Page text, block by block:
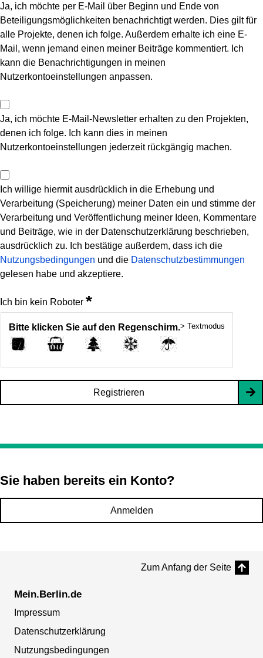
Ja, ich möchte per E-Mail über Beginn und Ende von
Beteiligungsmöglichkeiten benachrichtigt werden. Dies gilt für
alle Projekte, denen ich folge. Außerdem erhalte ich eine E-
Mail, wenn jemand einen meiner Beiträge kommentiert. Ich
kann die Benachrichtigungen in meinen
Nutzerkontoeinstellungen anpassen.
Ja, ich möchte E-Mail-Newsletter erhalten zu den Projekten,
denen ich folge. Ich kann dies in meinen
Nutzerkontoeinstellungen jederzeit rückgängig machen.
Ich willige hiermit ausdrücklich in die Erhebung und
Verarbeitung (Speicherung) meiner Daten ein und stimme der
Verarbeitung und Veröffentlichung meiner Ideen, Kommentare
und Beiträge, wie in der Datenschutzerklärung beschrieben,
ausdrücklich zu. Ich bestätige außerdem, dass ich die
Nutzungsbedingungen und die Datenschutzbestimmungen
gelesen habe und akzeptiere.
Ich bin kein Roboter *
Bitte klicken Sie auf den Regenschirm.> Textmodus
Registrieren
Sie haben bereits ein Konto?
Anmelden
Zum Anfang der Seite
Mein.Berlin.de
Impressum
Datenschutzerklärung
Nutzungsbedingungen